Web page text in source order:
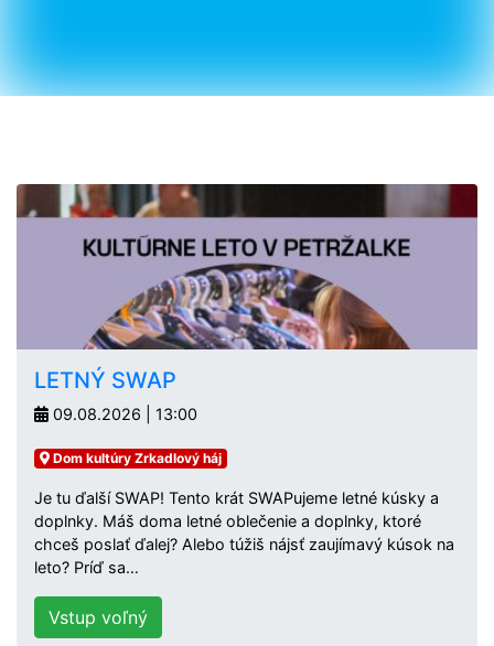
LETNÝ SWAP
09.08.2026 | 13:00
Dom kultúry Zrkadlový háj
Je tu ďalší SWAP! Tento krát SWAPujeme letné kúsky a
doplnky. Máš doma letné oblečenie a doplnky, ktoré
chceš poslať ďalej? Alebo túžiš nájsť zaujímavý kúsok na
leto? Príď sa…
Vstup voľný